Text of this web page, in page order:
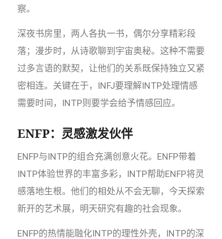
察。
深夜书房里，两人各执一书，偶尔分享精彩段
落；漫步时，从诗歌聊到宇宙奥秘。这种不需要
过多言语的默契，让他们的关系既保持独立又紧
密相连。关键在于，INFJ要理解INTP处理情感
需要时间，INTP则要学会给予情感回应。
ENFP：灵感激发伙伴
ENFP与INTP的组合充满创意火花。ENFP带着
INTP体验世界的丰富多彩，INTP帮助ENFP将灵
感落地生根。他们的相处从不会无聊，今天探索
新开的艺术展，明天研究有趣的社会现象。
ENFP的热情能融化INTP的理性外壳，INTP的深